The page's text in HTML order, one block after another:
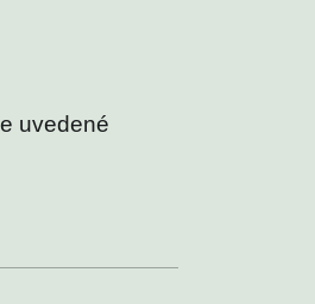
uvedené